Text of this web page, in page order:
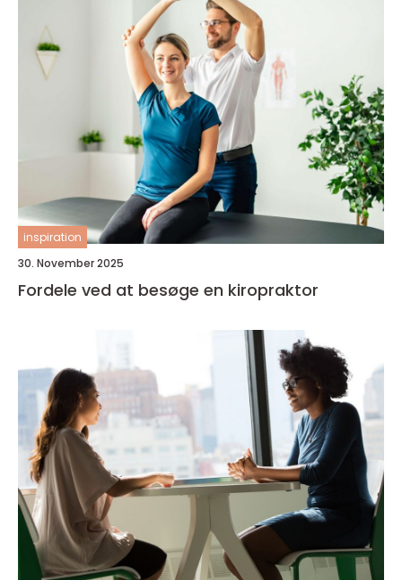
inspiration
30. November 2025
Fordele ved at besøge en kiropraktor